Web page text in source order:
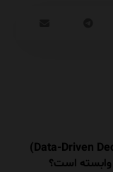
تصمیم‌گیری داده‌محور (Data-Driven Decision Making)
وابسته است؟